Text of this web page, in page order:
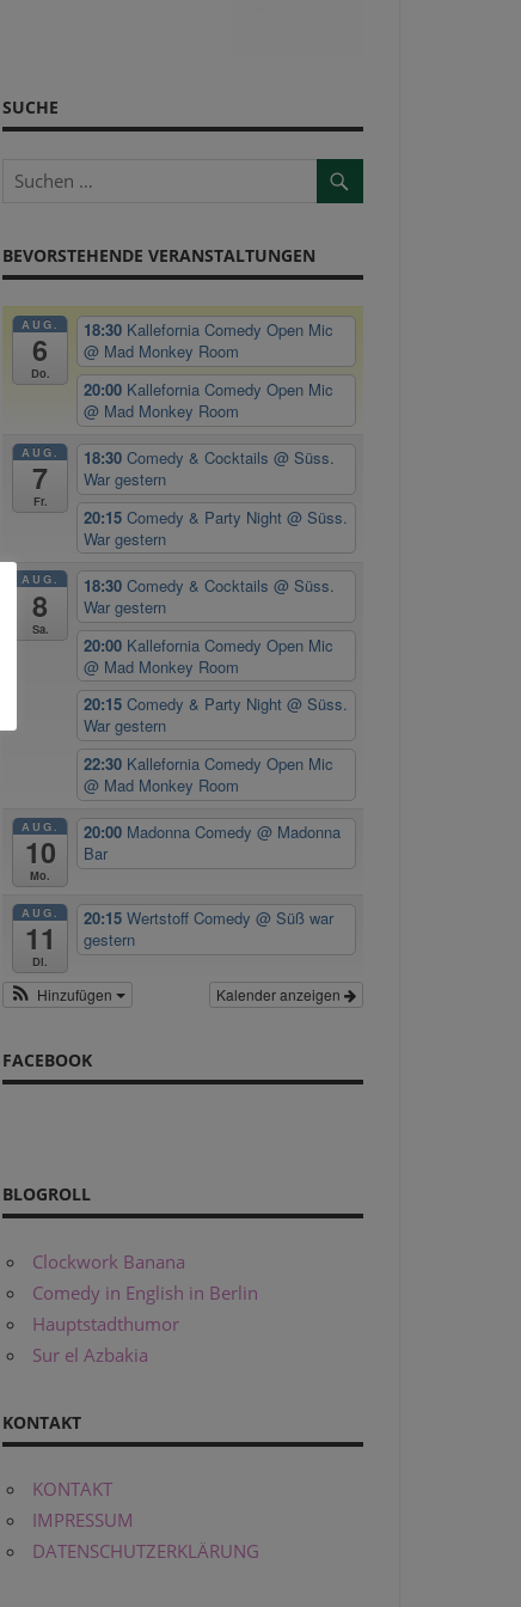
SUCHE
BEVORSTEHENDE VERANSTALTUNGEN
AUG.
6
Do.
18:30 Kallefornia Comedy Open Mic
@ Mad Monkey Room
20:00 Kallefornia Comedy Open Mic
@ Mad Monkey Room
AUG.
7
Fr.
18:30Comedy & Cocktails@ Süss.
War gestern
20:15Comedy & Party Night@ Süss.
War gestern
AUG.
8
Sa.
18:30Comedy & Cocktails@ Süss.
War gestern
20:00 Kallefornia Comedy Open Mic
@ Mad Monkey Room
20:15Comedy & Party Night@ Süss.
War gestern
22:30 Kallefornia Comedy Open Mic
@ Mad Monkey Room
AUG.
10
Mo.
20:00 Madonna Comedy@ Madonna
Bar
AUG.
11
Di.
20:15Wertstoff Comedy@ Süß war
gestern
Kalender anzeigen
Hinzufügen
FACEBOOK
BLOGROLL
Clockwork Banana
Comedy in English in Berlin
Hauptstadthumor
Sur el Azbakia
KONTAKT
KONTAKT
IMPRESSUM
DATENSCHUTZERKLÄRUNG